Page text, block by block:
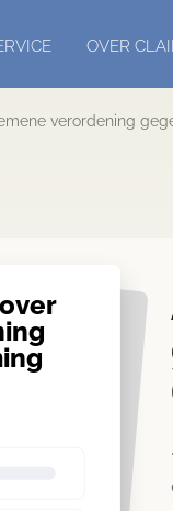
OVER
verordening